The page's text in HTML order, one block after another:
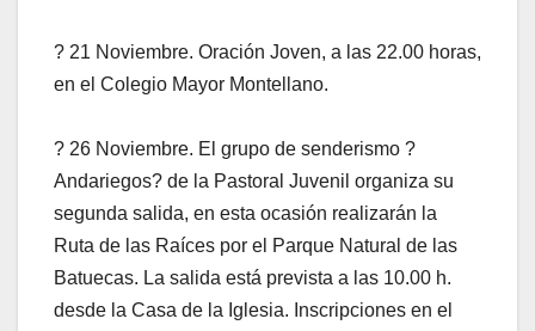
? 21 Noviembre. Oración Joven, a las 22.00 horas,
en el Colegio Mayor Montellano.
? 26 Noviembre. El grupo de senderismo ?
Andariegos? de la Pastoral Juvenil organiza su
segunda salida, en esta ocasión realizarán la
Ruta de las Raíces por el Parque Natural de las
Batuecas. La salida está prevista a las 10.00 h.
desde la Casa de la Iglesia. Inscripciones en el